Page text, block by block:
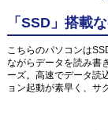
「SSD」搭載
こちらのパソコンは
ながらデータを読み書
ーズ。高速でデータ読
ョン起動が素早く、サ